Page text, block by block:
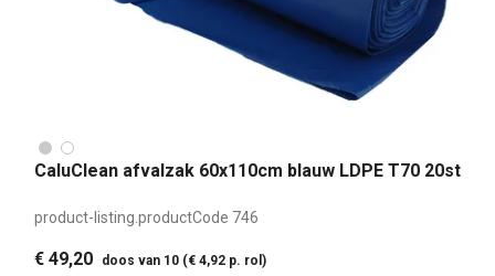
CaluClean afvalzak 60x110cm blauw LDPE T70 20st
product-listing.productCode 746
€ 49,20 doos van 10 (€ 4,92 p. rol)